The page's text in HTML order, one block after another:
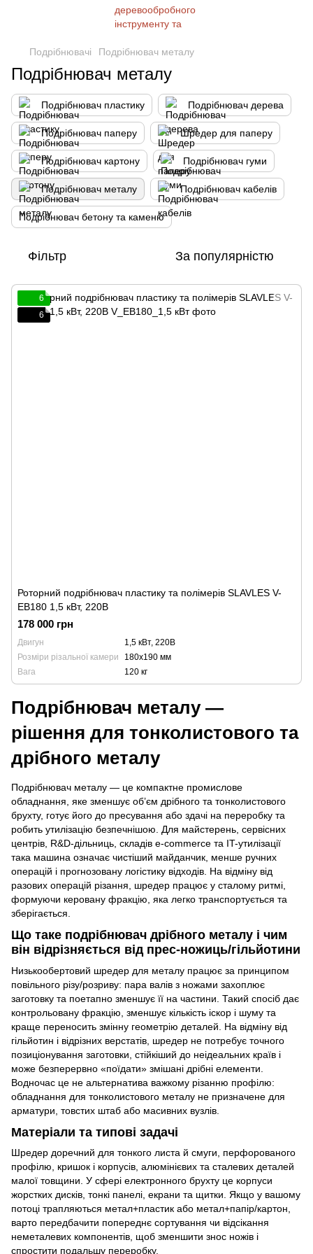
Подрібнювачі Подрібнювач металу
Подрібнювач металу
Подрібнювач пластику Подрібнювач дерева
Подрібнювач паперу Шредер для паперу
Подрібнювач картону Подрібнювач гуми
Подрібнювач металу Подрібнювач кабелів
Подрібнювач бетону та каменю
Фільтр За популярністю
6
6
Роторний подрібнювач пластику та полімерів SLAVLES V-
EB180 1,5 кВт, 220В
178 000 грн
Двигун
1,5 кВт, 220В
Розміри різальної камери
180х190 мм
Вага
120 кг
Подрібнювач металу —
рішення для тонколистового та
дрібного металу
Подрібнювач металу — це компактне промислове
обладнання, яке зменшує об’єм дрібного та тонколистового
брухту, готує його до пресування або здачі на переробку та
робить утилізацію безпечнішою. Для майстерень, сервісних
центрів, R&D-дільниць, складів e-commerce та IT-утилізації
така машина означає чистіший майданчик, менше ручних
операцій і прогнозовану логістику відходів. На відміну від
разових операцій різання, шредер працює у сталому ритмі,
формуючи керовану фракцію, яка легко транспортується та
зберігається.
Що таке подрібнювач дрібного металу і чим
він відрізняється від прес-ножиць/гільйотини
Низькообертовий шредер для металу працює за принципом
повільного різу/розриву: пара валів з ножами захоплює
заготовку та поетапно зменшує її на частини. Такий спосіб дає
контрольовану фракцію, зменшує кількість іскор і шуму та
краще переносить змінну геометрію деталей. На відміну від
гільйотин і відрізних верстатів, шредер не потребує точного
позиціонування заготовки, стійкіший до неідеальних країв і
може безперервно «поїдати» змішані дрібні елементи.
Водночас це не альтернатива важкому різанню профілю:
обладнання для тонколистового металу не призначене для
арматури, товстих штаб або масивних вузлів.
Матеріали та типові задачі
Шредер доречний для тонкого листа й смуги, перфорованого
профілю, кришок і корпусів, алюмінієвих та сталевих деталей
малої товщини. У сфері електронного брухту це корпуси
жорстких дисків, тонкі панелі, екрани та щитки. Якщо у вашому
потоці трапляються метал+пластик або метал+папір/картон,
варто передбачити попереднє сортування чи відсікання
неметалевих компонентів, щоб зменшити знос ножів і
спростити подальшу переробку.